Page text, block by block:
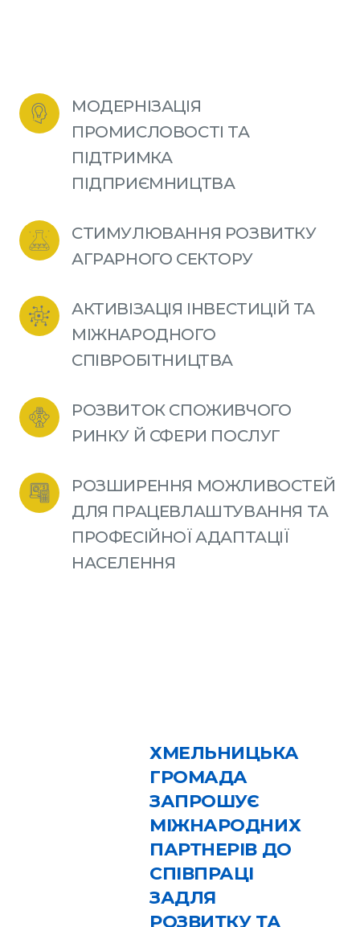
МОДЕРНІЗАЦІЯ
ПРОМИСЛОВОСТІ ТА
ПІДТРИМКА
ПІДПРИЄМНИЦТВА
СТИМУЛЮВАННЯ РОЗВИТКУ
АГРАРНОГО СЕКТОРУ
АКТИВІЗАЦІЯ ІНВЕСТИЦІЙ ТА
МІЖНАРОДНОГО
СПІВРОБІТНИЦТВА
РОЗВИТОК СПОЖИВЧОГО
РИНКУ Й СФЕРИ ПОСЛУГ
РОЗШИРЕННЯ МОЖЛИВОСТЕЙ
ДЛЯ ПРАЦЕВЛАШТУВАННЯ ТА
ПРОФЕСІЙНОЇ АДАПТАЦІЇ
НАСЕЛЕННЯ
ХМЕЛЬНИЦЬКА
ГРОМАДА
ЗАПРОШУЄ
МІЖНАРОДНИХ
ПАРТНЕРІВ ДО
СПІВПРАЦІ
ЗАДЛЯ
РОЗВИТКУ ТА